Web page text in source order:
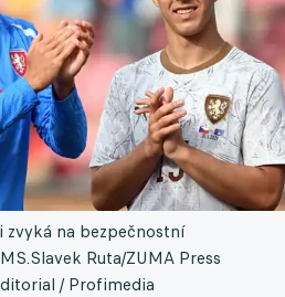
zvyká na bezpečnostní
Slavek Ruta/ZUMA Press
/ Profimedia